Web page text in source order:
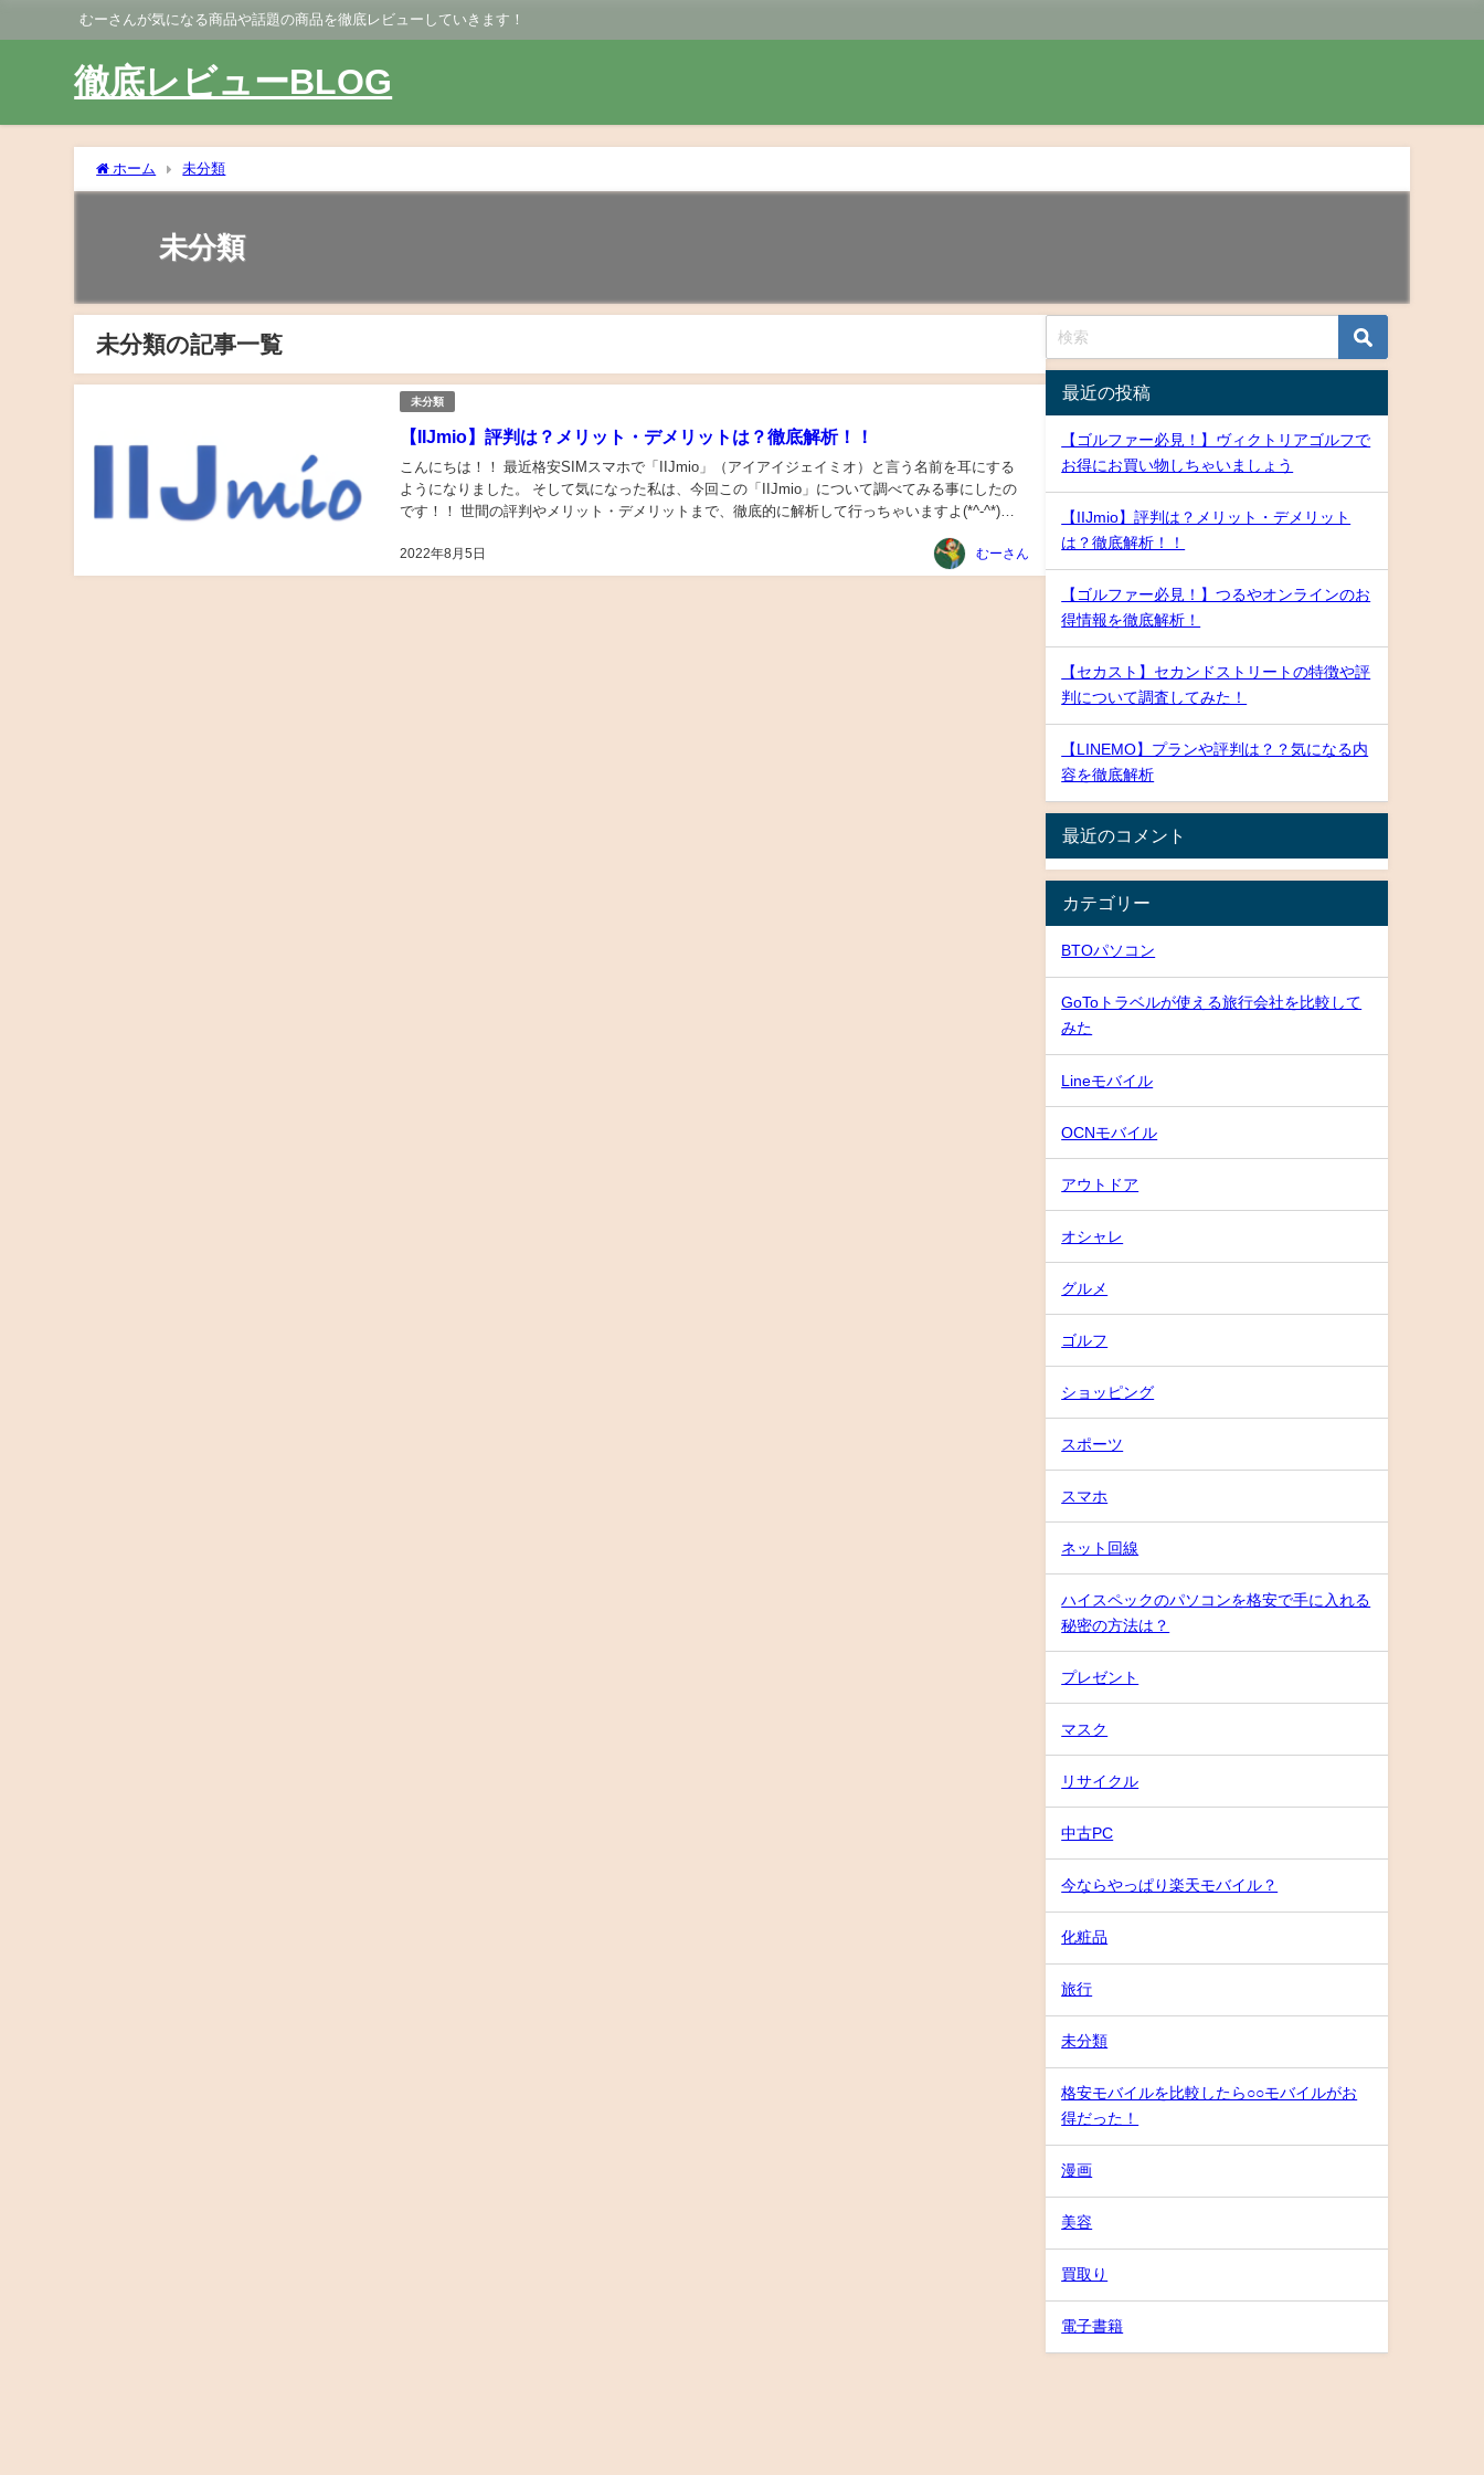
むーさんが気になる商品や話題の商品を徹底レビューしていきます！
徹底レビューBLOG
ホーム 未分類
未分類
未分類の記事一覧
未分類
【IIJmio】評判は？メリット・デメリットは？徹底解析！！
2022年8月5日
こんにちは！！ 最近格安SIMスマホで「IIJmio」（アイアイジェイミオ）と言う名前を耳にする
ようになりました。 そして気になった私は、今回この「IIJmio」について調べてみる事にしたの
です！！ 世間の評判やメリット・デメリットまで、徹底的に解析して行っちゃいますよ(*^-^*)
むーさん
最近の投稿
【ゴルファー必見！】ヴィクトリアゴルフで
お得にお買い物しちゃいましょう
【IIJmio】評判は？メリット・デメリット
は？徹底解析！！
【ゴルファー必見！】つるやオンラインのお
得情報を徹底解析！
【セカスト】セカンドストリートの特徴や評
判について調査してみた！
【LINEMO】プランや評判は？？気になる内
容を徹底解析
最近のコメント
カテゴリー
BTOパソコン
GoToトラベルが使える旅行会社を比較して
みた
Lineモバイル
OCNモバイル
アウトドア
オシャレ
グルメ
ゴルフ
ショッピング
スポーツ
スマホ
ネット回線
ハイスペックのパソコンを格安で手に入れる
秘密の方法は？
プレゼント
マスク
リサイクル
中古PC
今ならやっぱり楽天モバイル？
化粧品
旅行
未分類
格安モバイルを比較したら○○モバイルがお
得だった！
漫画
美容
買取り
電子書籍